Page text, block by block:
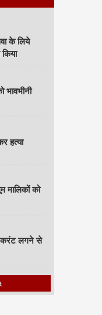
के लिये
भावभीनी
हत्या
को
करंट लगने से